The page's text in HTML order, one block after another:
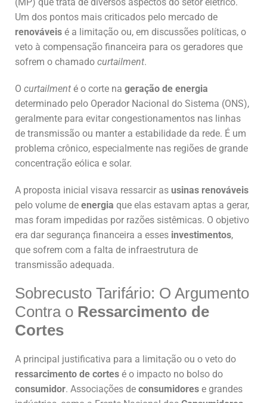
(MP) que trata de diversos aspectos do setor elétrico.
Um dos pontos mais criticados pelo mercado de
renováveis é a limitação ou, em discussões políticas, o
veto à compensação financeira para os geradores que
sofrem o chamado curtailment.
O curtailment é o corte na geração de energia
determinado pelo Operador Nacional do Sistema (ONS),
geralmente para evitar congestionamentos nas linhas
de transmissão ou manter a estabilidade da rede. É um
problema crônico, especialmente nas regiões de grande
concentração eólica e solar.
A proposta inicial visava ressarcir as usinas renováveis
pelo volume de energia que elas estavam aptas a gerar,
mas foram impedidas por razões sistêmicas. O objetivo
era dar segurança financeira a esses investimentos,
que sofrem com a falta de infraestrutura de
transmissão adequada.
Sobrecusto Tarifário: O Argumento
Contra o Ressarcimento de
Cortes
A principal justificativa para a limitação ou o veto do
ressarcimento de cortes é o impacto no bolso do
consumidor. Associações de consumidores e grandes